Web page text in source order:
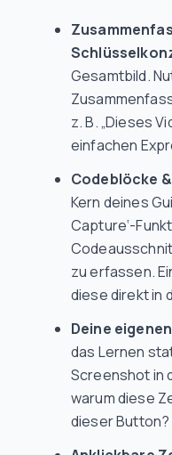
Gesamtbild.
z. B. „Dieses
einfachen
Codeblöcke
Kern deines
Capture‘-
zu erfassen.
diese direkt in
Deine
das Lernen
Screenshot in
warumdiese
dieser Button?